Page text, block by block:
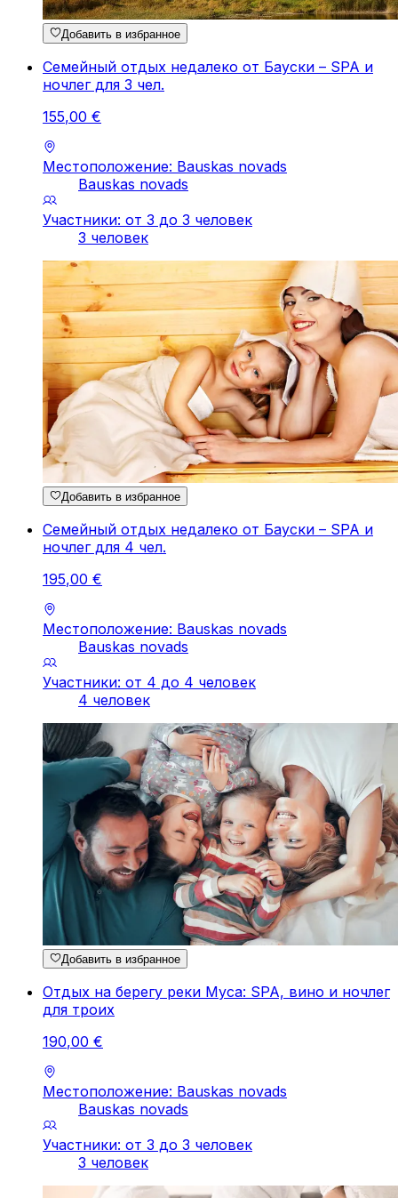
Добавить в избранное
Семейный отдых недалеко от Бауски – SPA и
ночлег для 3 чел.
155,00 €
Местоположение: Bauskas novads
Bauskas novads
Участники: от 3 до 3 человек
3 человек
Добавить в избранное
Семейный отдых недалеко от Бауски – SPA и
ночлег для 4 чел.
195,00 €
Местоположение: Bauskas novads
Bauskas novads
Участники: от 4 до 4 человек
4 человек
Добавить в избранное
Отдых на берегу реки Муса: SPA, вино и ночлег
для троих
190,00 €
Местоположение: Bauskas novads
Bauskas novads
Участники: от 3 до 3 человек
3 человек